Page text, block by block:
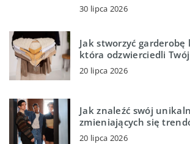
30 lipca 2026
Jak stworzyć garderobę
która odzwierciedli
20 lipca 2026
Jak znaleźć swój
zmieniających się
20 lipca 2026